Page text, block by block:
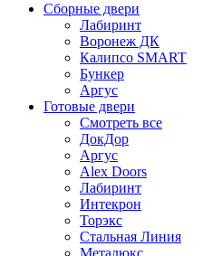
Сборные двери
Лабиринт
Воронеж ДК
Калипсо SMART
Бункер
Аргус
Готовые двери
Смотреть все
ДокДор
Аргус
Alex Doors
Лабиринт
Интекрон
Торэкс
Стальная Линия
Металюкс